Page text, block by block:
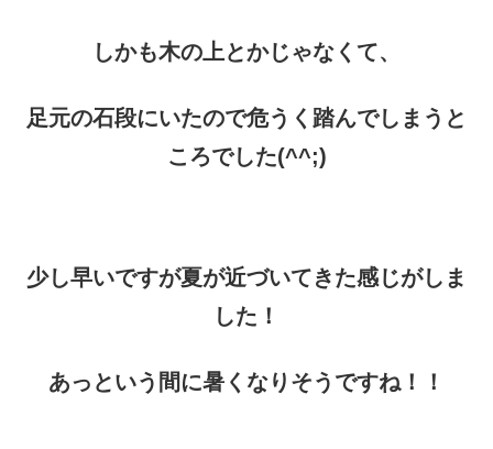
しかも木の上とかじゃなくて、
足元の石段にいたので危うく踏んでしまうと
ころでした(^^;)
少し早いですが夏が近づいてきた感じがしま
した！
あっという間に暑くなりそうですね！！